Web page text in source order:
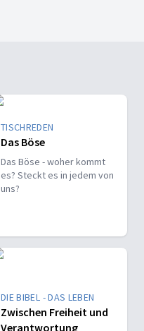
TISCHREDEN
Das Böse
Das Böse - woher kommt
es? Steckt es in jedem von
uns?
DIE BIBEL - DAS LEBEN
Zwischen Freiheit und
Verantwortung